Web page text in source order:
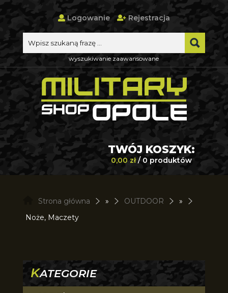
Logowanie Rejestracja
wyszukiwanie zaawansowane
TWÓJ KOSZYK:
0,00 zł/ 0 produktów
Strona główna » OUTDOOR
»
Noże, Maczety
KATEGORIE